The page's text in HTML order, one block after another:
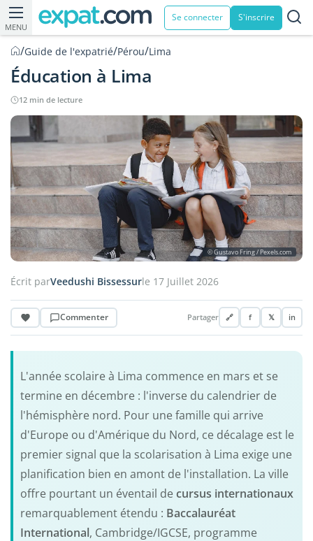
MENU
Se connecter S'inscrire
/Guide de l'expatrié/Pérou/Lima
Éducation à Lima
12 min de lecture
© Gustavo Fring / Pexels.com
Écrit parVeedushi Bissessurle 17 Juillet 2026
Commenter Partager 🔗 f 𝕏 in
L'année scolaire à Lima commence en mars et se
termine en décembre : l'inverse du calendrier de
l'hémisphère nord. Pour une famille qui arrive
d'Europe ou d'Amérique du Nord, ce décalage est le
premier signal que la scolarisation à Lima exige une
planification bien en amont de l'installation. La ville
offre pourtant un éventail de cursus internationaux
remarquablement étendu : Baccalauréat
International, Cambridge/IGCSE, programme